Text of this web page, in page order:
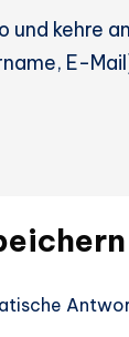
und kehre
E-